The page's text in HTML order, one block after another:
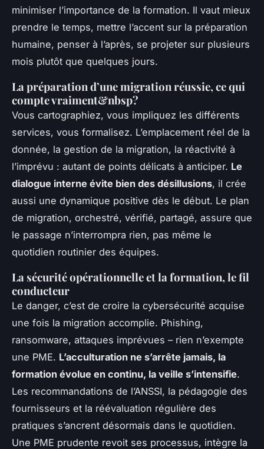
minimiser l’importance de la formation. Il vaut mieux
prendre le temps, mettre l’accent sur la préparation
humaine, penser à l’après, se projeter sur plusieurs
mois plutôt que quelques jours.
La préparation d’une migration réussie, ce qui
compte vraiment&nbsp?
Vous cartographiez, vous impliquez les différents
services, vous formalisez. L’emplacement réel de la
donnée, la gestion de la migration, la réactivité à
l’imprévu : autant de points délicats à anticiper. Le
dialogue interne évite bien des désillusions, il crée
aussi une dynamique positive dès le début. Le plan
de migration, orchestré, vérifié, partagé, assure que
le passage n’interrompra rien, pas même le
quotidien routinier des équipes.
La sécurité opérationnelle et la formation, le fil
conducteur
Le danger, c’est de croire la cybersécurité acquise
une fois la migration accomplie. Phishing,
ransomware, attaques imprévues – rien n’exempte
une PME. L’acculturation ne s’arrête jamais, la
formation évolue en continu, la veille s’intensifie.
Les recommandations de l’ANSSI, la pédagogie des
fournisseurs et la réévaluation régulière des
pratiques s’ancrent désormais dans le quotidien.
Une PME prudente revoit ses processus, intègre la